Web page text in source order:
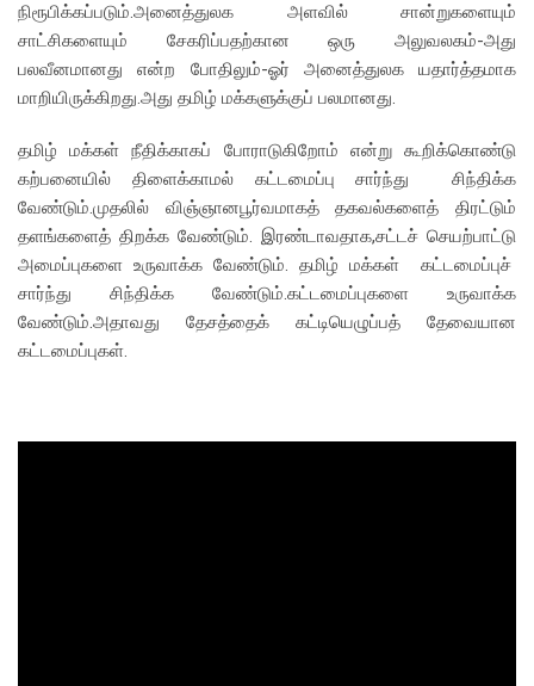
நிரூபிக்கப்படும்.அனைத்துலக அளவில் சான்றுகளையும்
சாட்சிகளையும் சேகரிப்பதற்கான ஒரு அலுவலகம்-அது
பலவீனமானது என்ற போதிலும்-ஓர் அனைத்துலக யதார்த்தமாக
மாறியிருக்கிறது.அது தமிழ் மக்களுக்குப் பலமானது.
தமிழ் மக்கள் நீதிக்காகப் போராடுகிறோம் என்று கூறிக்கொண்டு
கற்பனையில் திளைக்காமல் கட்டமைப்பு சார்ந்து சிந்திக்க
வேண்டும்.முதலில் விஞ்ஞானபூர்வமாகத் தகவல்களைத் திரட்டும்
தளங்களைத் திறக்க வேண்டும். இரண்டாவதாக,சட்டச் செயற்பாட்டு
அமைப்புகளை உருவாக்க வேண்டும். தமிழ் மக்கள் கட்டமைப்புச்
சார்ந்து சிந்திக்க வேண்டும்.கட்டமைப்புகளை உருவாக்க
வேண்டும்.அதாவது தேசத்தைக் கட்டியெழுப்பத் தேவையான
கட்டமைப்புகள்.